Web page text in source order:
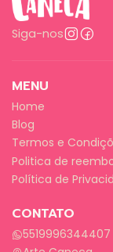
Siga-nos
MENU
Home
Blog
Termos e
Politica de
Política de
CONTATO
5519996344407